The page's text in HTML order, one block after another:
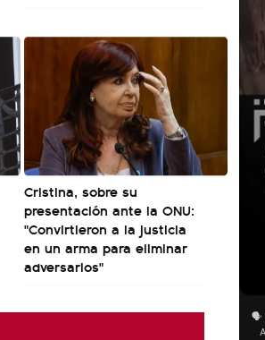
Cristina, sobre su
presentación ante la ONU:
"Convirtieron a la justicia
en un arma para eliminar
adversarios"01:05
🗣️ "El Gobierno sufrió una inmensa
Axel Kicillof, gobernador de la